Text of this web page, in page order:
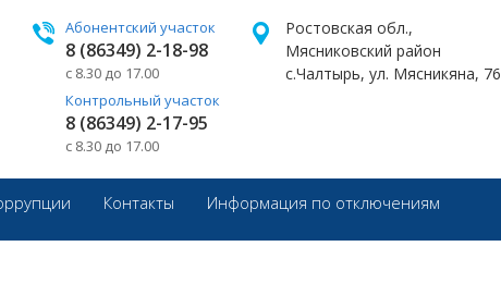
Абонентский участок
8 (86349) 2-18-98
с 8.30 до 17.00
Контрольный участок
8 (86349) 2-17-95
с 8.30 до 17.00
Ростовская обл.,
Мясниковский район
с.Чалтырь, ул. Мясникяна, 76
Контакты Информация по отключениям